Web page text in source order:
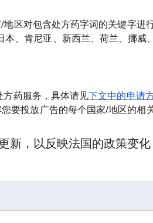
区对包含处方药字词的关键字进
、肯尼亚、新西兰、荷兰、挪威
药服务，具体请见下文中的申请
您要投放广告的每个国家/地区的相
新，以反映法国的政策变化